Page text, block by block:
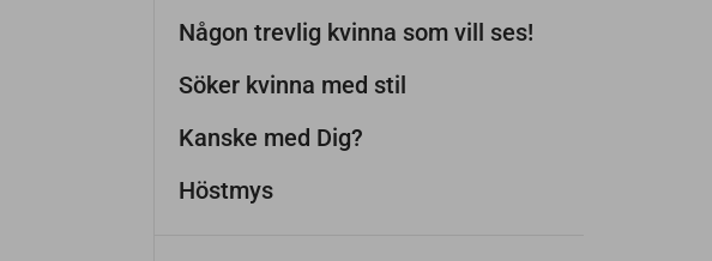
Någon trevlig kvinna som vill ses!
Söker kvinna med stil
Kanske med Dig?
Höstmys